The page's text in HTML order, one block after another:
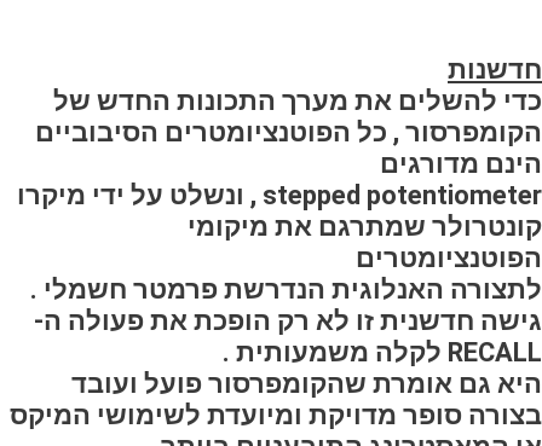
חדשנות
כדי להשלים את מערך התכונות החדש של
הקומפרסור , כל הפוטנציומטרים הסיבוביים
הינם מדורגים
stepped potentiometer , ונשלט על ידי מיקרו
קונטרולר שמתרגם את מיקומי
הפוטנציומטרים
לתצורה האנלוגית הנדרשת פרמטר חשמלי .
גישה חדשנית זו לא רק הופכת את פעולה ה-
RECALL לקלה משמעותית .
היא גם אומרת שהקומפרסור פועל ועובד
בצורה סופר מדויקת ומיועדת לשימושי המיקס